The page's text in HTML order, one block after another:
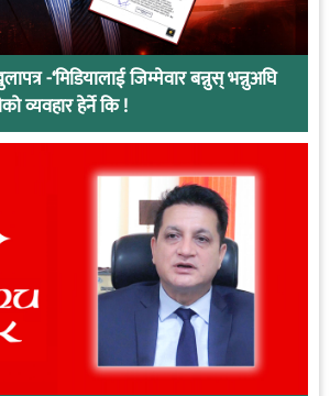
-‘मिडियालाई जिम्मेवार बन्नुस् भन्नुअघि
व्यवहार हेर्ने कि !